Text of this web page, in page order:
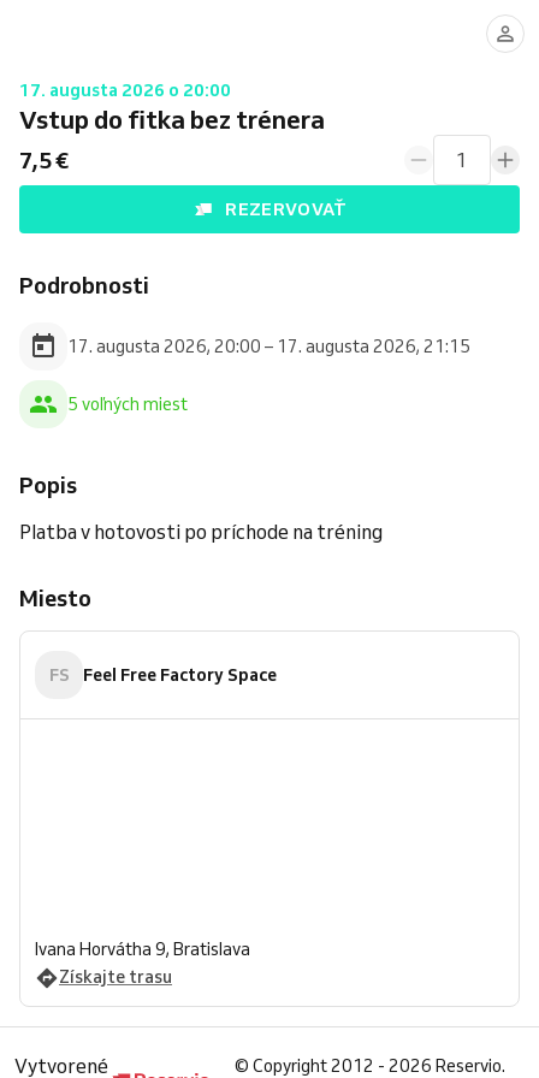
17. augusta 2026 o 20:00
Vstup do fitka bez trénera
7,5 € 1
REZERVOVAŤ
Podrobnosti
17. augusta 2026, 20:00 – 17. augusta 2026, 21:15
5 voľných miest
Popis
Platba v hotovosti po príchode na tréning
Miesto
FS Feel Free Factory Space
Ivana Horvátha 9, Bratislava
Získajte trasu
Vytvorené © Copyright 2012 - 2026 Reservio.